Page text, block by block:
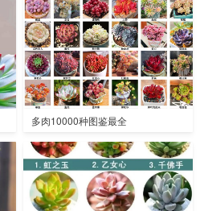
多肉10000种图鉴最全